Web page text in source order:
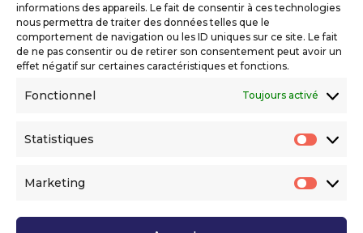
informations des appareils. Le fait de consentir à ces technologies
nous permettra de traiter des données telles que le
comportement de navigation ou les ID uniques sur ce site. Le fait
de ne pas consentir ou de retirer son consentement peut avoir un
effet négatif sur certaines caractéristiques et fonctions.
Fonctionnel Toujours activé
Statistiques
Marketing
Politique de confidentialité
Déclaration d’accessibilité numérique
Ils nous soutiennent